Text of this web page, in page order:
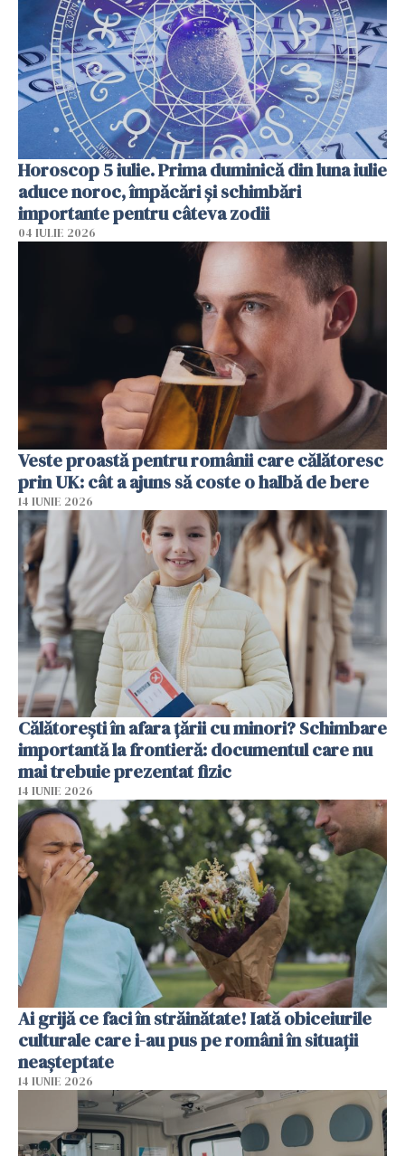
Horoscop 5 iulie. Prima duminică din luna iulie
aduce noroc, împăcări și schimbări
importante pentru câteva zodii
04 IULIE 2026
Veste proastă pentru românii care călătoresc
prin UK: cât a ajuns să coste o halbă de bere
14 IUNIE 2026
Călătorești în afara țării cu minori? Schimbare
importantă la frontieră: documentul care nu
mai trebuie prezentat fizic
14 IUNIE 2026
Ai grijă ce faci în străinătate! Iată obiceiurile
culturale care i-au pus pe români în situații
neașteptate
14 IUNIE 2026